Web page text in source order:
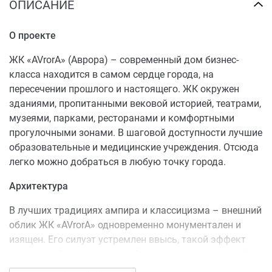
ОПИСАНИЕ
О проекте
ЖК «AVrorA» (Аврора) – современный дом бизнес-
класса находится в самом сердце города, на
пересечении прошлого и настоящего. ЖК окружен
зданиями, пропитанными вековой историей, театрами,
музеями, парками, ресторанами и комфортными
прогулочными зонами. В шаговой доступности лучшие
образовательные и медицинские учреждения. Отсюда
легко можно добраться в любую точку города.
Архитектура
В лучших традициях ампира и классицизма – внешний
облик ЖК «AVrorA» одновременно монументален и
изящен. Его силуэт устремлен ввысь, такой эффект
16 до 22-х этажей.